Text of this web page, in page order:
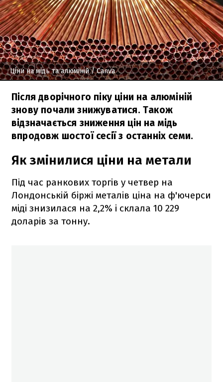
Ціни на мідь та алюміній/ Canva
Після дворічного піку ціни на алюміній
знову почали знижуватися. Також
відзначається зниження цін на мідь
впродовж шостої сесії з останніх семи.
Як змінилися ціни на метали
Під час ранкових торгів у четвер на
Лондонській біржі металів ціна на ф'ючерси
міді знизилася на 2,2% і склала 10 229
доларів за тонну.